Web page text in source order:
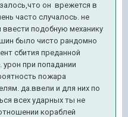
он врежется в
часто случалось. не
подобную механику
было чисто рандомно
сбития преданной
урон при попадании
пожара
да.ввели и для них по
всех ударных ты не
кораблей